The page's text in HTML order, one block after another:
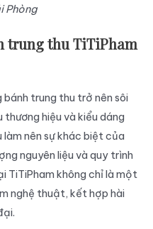
Phòng
trung thu TiTiPham
trung thu trở nên sôi
hiệu và kiểu dáng
làm nên sự khác biệt của
nguyên liệu và quy trình
TiTiPham không chỉ là một
nghệ thuật, kết hợp hài